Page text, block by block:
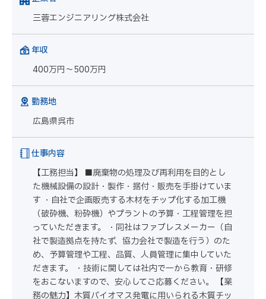
三蓉エンジニアリング株式会社
年収
400万円～500万円
勤務地
広島県呉市
仕事内容
【工務担当】 ■廃棄物の処理及び再利用を目的とし
た機械設備の設計・製作・据付・販売を手掛けていま
す ・自社で企画販売する木材をチップ化する加工機
（破砕機、粉砕機）やプラントの予算・工程管理を担
っていただきます。 ・同社はファブレスメーカー（自
社で製造拠点を持たず、協力会社で製造を行う）のた
め、予算管理や工程、品質、人員管理に集中していた
だきます。 ・技術に関しては社内で一から教育・研修
をおこないますので、安心してご応募ください。 【業
務の魅力】木質バイオマス発電に用いられる木質チッ